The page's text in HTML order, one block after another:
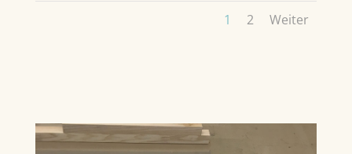
1 2 Weiter